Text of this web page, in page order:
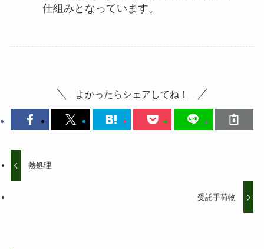
仕組みとなっています。
よかったらシェアしてね！
熱処理
受託手荷物